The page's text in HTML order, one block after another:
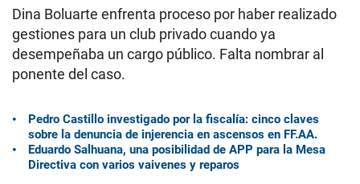
Dina Boluarte enfrenta proceso por haber realizado
gestiones para un club privado cuando ya
desempeñaba un cargo público. Falta nombrar al
ponente del caso.
Pedro Castillo investigado por la fiscalía: cinco claves
sobre la denuncia de injerencia en ascensos en FF.AA.
Eduardo Salhuana, una posibilidad de APP para la Mesa
Directiva con varios vaivenes y reparos